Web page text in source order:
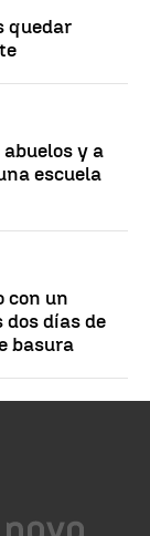
quedar
y a
escuela
con un
días de
basura